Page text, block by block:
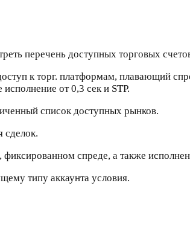
перечень доступных торговых
к торг. платформам, плавающий
от 0,3 сек и STP.
список доступных рынков.
сделок.
спреде, а также
типу аккаунта условия.